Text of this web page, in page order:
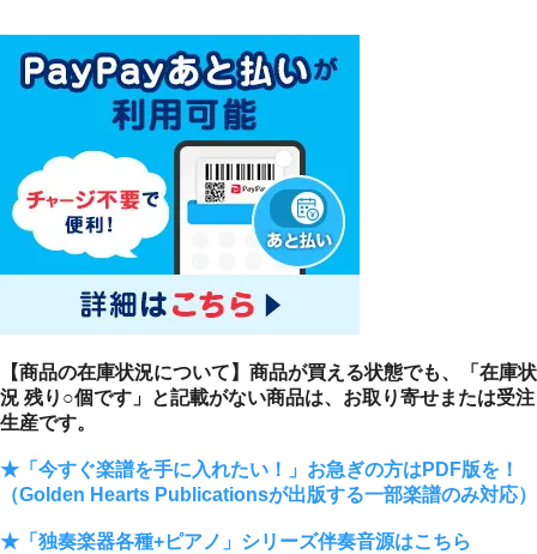
【商品の在庫状況について】商品が買える状態でも、「在庫状
況 残り○個です」と記載がない商品は、お取り寄せまたは受注
生産です。
★「今すぐ楽譜を手に入れたい！」お急ぎの方はPDF版を！
（Golden Hearts Publicationsが出版する一部楽譜のみ対応）
★「独奏楽器各種+ピアノ」シリーズ伴奏音源はこちら